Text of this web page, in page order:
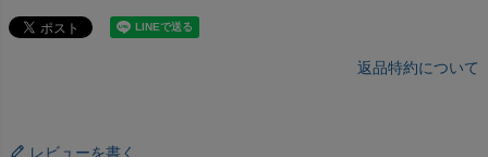
返品特約について
レビューを書く